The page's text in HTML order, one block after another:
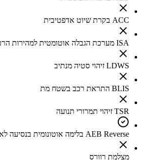
ACC בקרת שיוט אדפטיבית
ISA מערכת הגבלה אוטומטית למהירות הרכב
LDWS זיהוי סטיה מנתיב
BLIS התראת רכב בשטח מת
TSR זיהוי תמרורי תנועה
AEB Reverse בלימה אוטונומית בנסיעה לאחור
מצלמת רוורס